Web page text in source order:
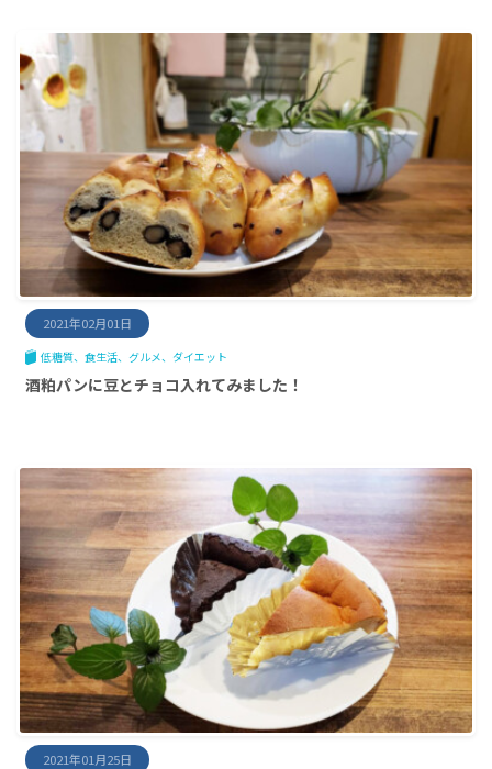
2021年02月01日
低糖質 食生活 グルメ ダイエット
酒粕パンに豆とチョコ入れてみました！
2021年01月25日